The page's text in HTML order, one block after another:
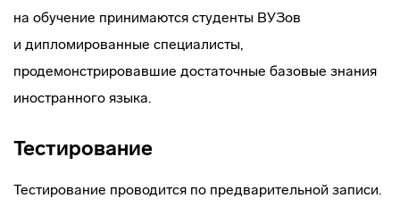
на обучение принимаются студенты ВУЗов
и дипломированные специалисты,
продемонстрировавшие достаточные базовые знания
иностранного языка.
Тестирование
Тестирование проводится по предварительной записи.